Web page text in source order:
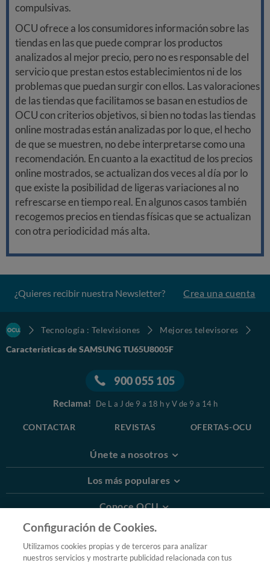
compulsivas.
OCU ofrece a los consumidores información sobre las
tiendas en las que puede comprar los productos
analizados al mejor precio, pero no es responsable del
servicio que prestan estos establecimientos ni de los
problemas que puedan surgir con ellos. Las valoraciones
de las tiendas que facilitamos se basan en estudios de
OCU con criterios objetivos, si bien no todas las tiendas
online mostradas están analizadas por lo que, el hecho
de que se muestren, no debe interpretarse como una
recomendación. En cuanto a la exactitud de los precios
online mostrados, se actualizan dos veces al día por lo
que existe la posibilidad de ligeras variaciones al no
refrescarse en tiempo real. En algunos casos también
recogemos precios en tiendas físicas que se actualizan
con otra periodicidad más alta.
¿Quieres recibir nuestra Newsletter? Crea una cuenta
Tecnología : Televisiones
Mejores televisores
Características de SAMSUNG TU65U8005F
900 055 105
Reclama! De L a J de 9 a 18 h y V de 9 a 14 h
CONTACTAR REVISTAS OFERTAS-OCU
Únete a nosotros
Los más populares
Conoce OCU
Más Información
© 2026 OCU
Configuración de Cookies.
Utilizamos cookies propias y de terceros para analizar
nuestros servicios y mostrarte publicidad relacionada con tus